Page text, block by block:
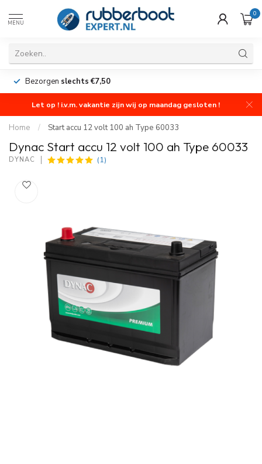
MENU
0
Bezorgen slechts €7,50
Let op ! i.v.m. vakantie zijn wij op maandag gesloten !
Home / Start accu 12 volt 100 ah Type 60033
Dynac Start accu 12 volt 100 ah Type 60033
DYNAC (1)